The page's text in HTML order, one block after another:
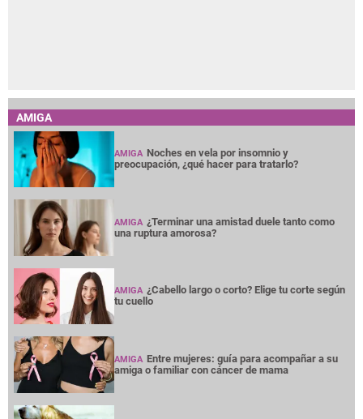
AMIGA
AMIGA Noches en vela por insomnio y
preocupación, ¿qué hacer para tratarlo?
AMIGA ¿Terminar una amistad duele tanto como
una ruptura amorosa?
AMIGA ¿Cabello largo o corto? Elige tu corte según
tu cuello
AMIGA Entre mujeres: guía para acompañar a su
amiga o familiar con cáncer de mama